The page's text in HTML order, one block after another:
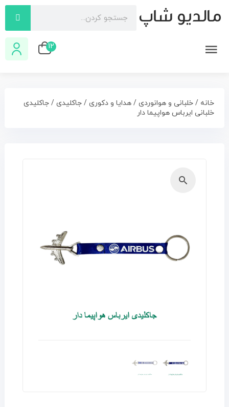
12
خانه / خلبانی و هوانوردی/ هدایا و دکوری/ جاکلیدی/ جاكليدی
خلبانی ایرباس هواپیما دار